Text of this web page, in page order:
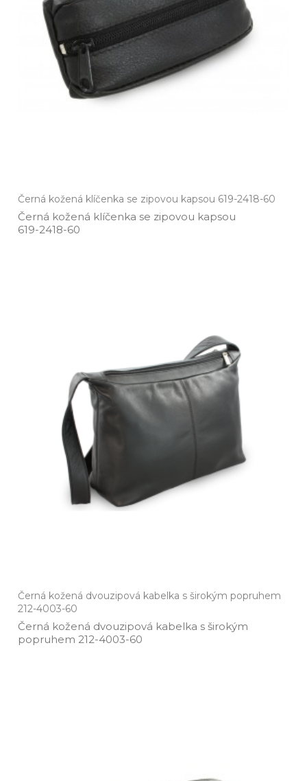
Černá kožená klíčenka se zipovou kapsou 619-2418-60
Černá kožená klíčenka se zipovou kapsou
619­-2418­-60
Černá kožená dvouzipová kabelka s širokým popruhem
212-4003-60
Černá kožená dvouzipová kabelka s širokým
popruhem 212­-4003­-60